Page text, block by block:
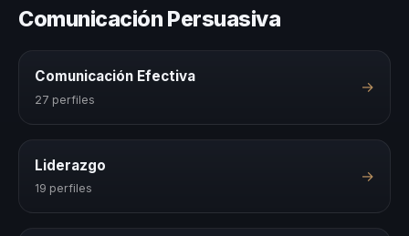
Comunicación Persuasiva
Comunicación Efectiva
27 perfiles
→
Liderazgo
19 perfiles
→